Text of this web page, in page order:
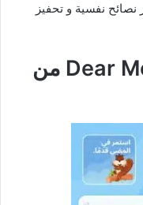
نفسية و تحفيز
صور من داخل تطبيق Dear Me من